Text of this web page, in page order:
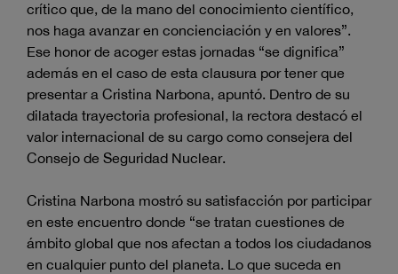
crítico que, de la mano del conocimiento científico,
nos haga avanzar en concienciación y en valores”.
Ese honor de acoger estas jornadas “se dignifica”
además en el caso de esta clausura por tener que
presentar a Cristina Narbona, apuntó. Dentro de su
dilatada trayectoria profesional, la rectora destacó el
valor internacional de su cargo como consejera del
Consejo de Seguridad Nuclear.
Cristina Narbona mostró su satisfacción por participar
en este encuentro donde “se tratan cuestiones de
ámbito global que nos afectan a todos los ciudadanos
en cualquier punto del planeta. Lo que suceda en